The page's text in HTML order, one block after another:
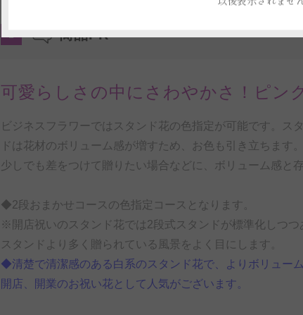
1 商品PR
可愛らしさの中にさわやかさ！ピン
ビジネスフラワーではスタンド花の色指定が可能です。ス
ドは花材のボリューム感が増すため、お色も引き立ちます。
少しでも差をつけて贈りたい場合などに、ボリューム感と
◆2段おまかせコースの色指定コースとなります。
※開店祝いのスタンド花では2段式スタンドが標準化しつ
スタンドより多く贈られている風景をよく目にします。
◆清楚で清潔感のある白系のスタンド花で、よりボリュー
開店、開業のお祝い花として人気がございます。